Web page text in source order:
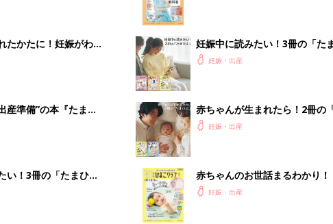
たかたに！妊娠がわか
む本『初めてのたまご
産準備”の本『たまご
スペシャル大特集〉
い！3冊の「たまひ
妊娠中に読みたい！3冊の「た
よ」妊娠・出産
赤ちゃんが生まれたら！2冊の
ひよ」
妊娠・出産
赤ちゃんのお世話まるわかり！
てのひよこクラブ 夏号』〈巻頭
妊娠・出産